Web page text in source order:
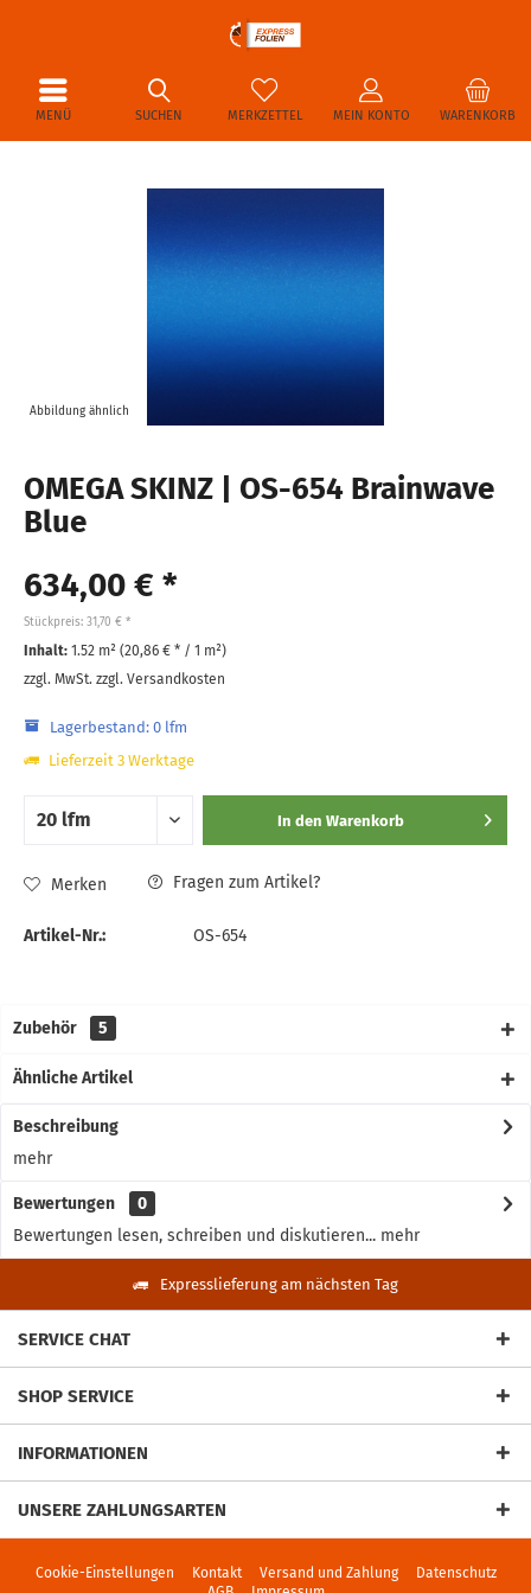
MENÜ WARENKORB
MERKZETTEL MEIN KONTO
SUCHEN
Abbildung ähnlich
OMEGA SKINZ | OS-654 Brainwave
Blue
634,00 € *
Stückpreis: 31,70 € *
Inhalt: 1.52 m² (20,86 € * / 1 m²)
zzgl. MwSt. zzgl. Versandkosten
Lagerbestand: 0 lfm
Lieferzeit 3 Werktage
In den Warenkorb
Merken Fragen zum Artikel?
Artikel-Nr.: OS-654
Zubehör 5
Ähnliche Artikel
Beschreibung
mehr
Bewertungen
0
Bewertungen lesen, schreiben und diskutieren... mehr
Expresslieferung am nächsten Tag
SERVICE CHAT
SHOP SERVICE
INFORMATIONEN
UNSERE ZAHLUNGSARTEN
Cookie-Einstellungen Kontakt Versand und Zahlung
Datenschutz